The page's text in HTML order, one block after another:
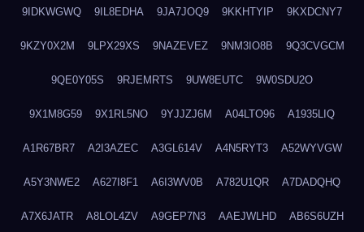
9IDKWGWQ 9IL8EDHA 9JA7JOQ9 9KKHTYIP 9KXDCNY7
9KZY0X2M 9LPX29XS 9NAZEVEZ 9NM3IO8B 9Q3CVGCM
9QE0Y05S 9RJEMRTS 9UW8EUTC 9W0SDU2O
9X1M8G59 9X1RL5NO 9YJJZJ6M A04LTO96 A1935LIQ
A1R67BR7 A2I3AZEC A3GL614V A4N5RYT3 A52WYVGW
A5Y3NWE2 A627I8F1 A6I3WV0B A782U1QR A7DADQHQ
A7X6JATR A8LOL4ZV A9GEP7N3 AAEJWLHD AB6S6UZH